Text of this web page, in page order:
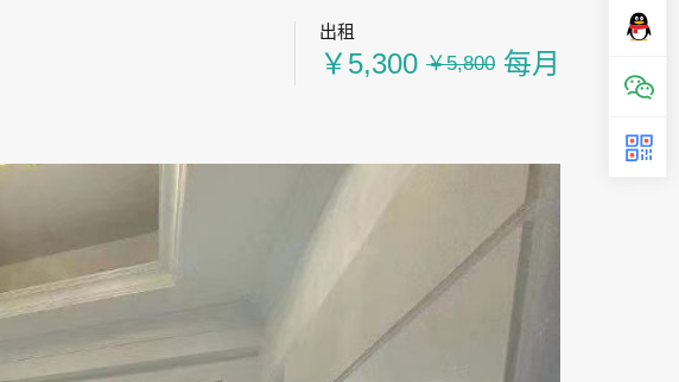
出租
￥5,300 ￥5,800 每月